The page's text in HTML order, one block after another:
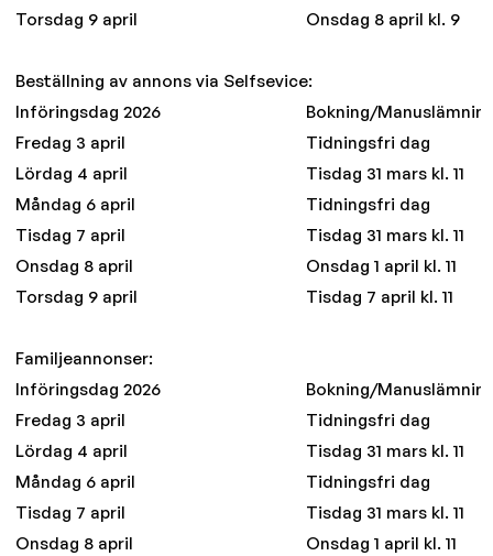
Torsdag 9 april
Onsdag 8 april kl. 9
Beställning av annons via Selfsevice:
Införingsdag 2026
Bokning/
Fredag 3 april
Tidningsfri dag
Lördag 4 april
Tisdag 31 mars kl. 11
Måndag 6 april
Tidningsfri dag
Tisdag 7 april
Tisdag 31 mars kl. 11
Onsdag 8 april
Onsdag 1 april kl. 11
Torsdag 9 april
Tisdag 7 april kl. 11
Familjeannonser:
Införingsdag 2026
Bokning/
Fredag 3 april
Tidningsfri dag
Lördag 4 april
Tisdag 31 mars kl. 11
Måndag 6 april
Tidningsfri dag
Tisdag 7 april
Tisdag 31 mars kl. 11
Onsdag 8 april
Onsdag 1 april kl. 11